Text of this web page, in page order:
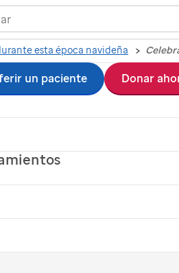
un paciente Donar
esta época navideña
de